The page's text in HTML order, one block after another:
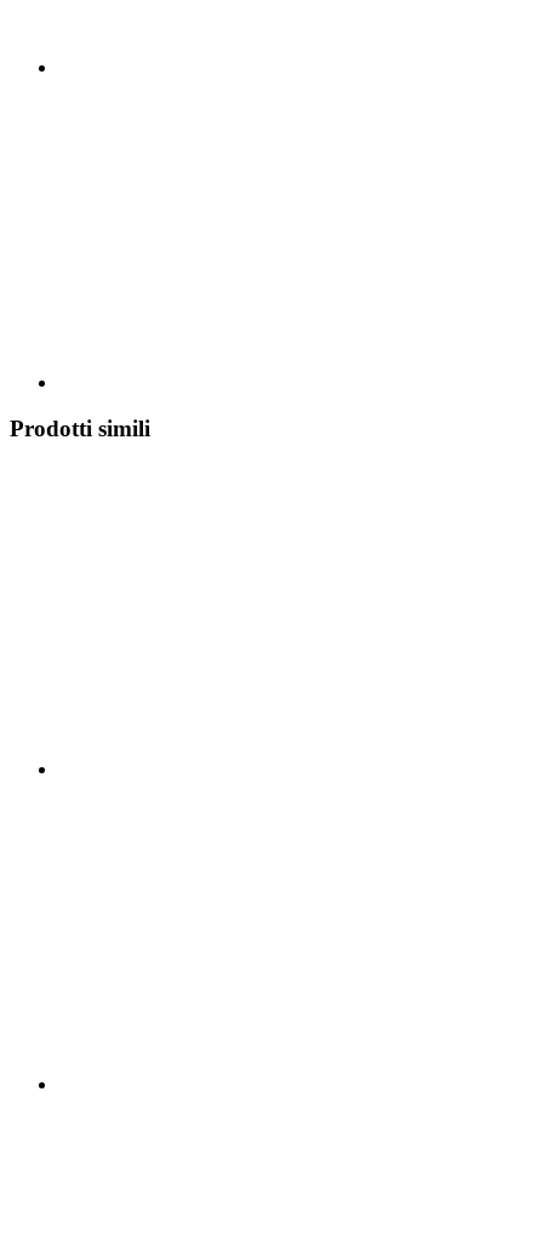
Prodotti simili